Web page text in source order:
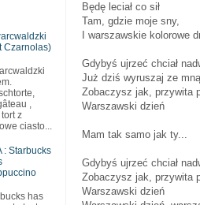
Będę leciał co sił
Tam, gdzie moje sny,
I warszawskie kolorowe
Gdybyś ujrzeć chciał
Już dziś wyruszaj ze
Zobaczysz jak, przywita
Warszawski dzień
Mam tak samo jak ty...
Gdybyś ujrzeć chciał
Zobaczysz jak, przywita
Warszawski dzień
Czarnolas)
,
z
ciasto...
: Starbucks
has